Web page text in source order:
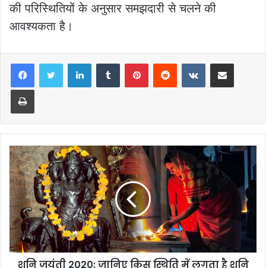
की परिस्थितियों के अनुसार समझदारी से चलने की
आवश्यकता है।
LinkedInTumblr PinterestReddit VKontakteShare via Email
Print
शनि जयंती 2020: जानिए किस स्थिति में लगता है शनि